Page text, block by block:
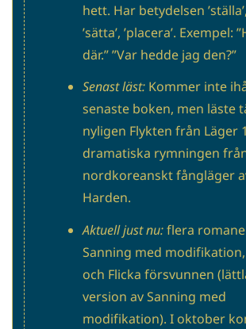
hett. Har betydelsen ’ställa’,
’sätta’, ’placera’. Exempel:
där.” ”Var hedde jag den?”
Senast läst: Kommer inte
senaste boken, men läste
nyligen Flykten från Läger
dramatiska rymningen
nordkoreanskt fångläger
Harden.
Aktuell just nu:flera
Sanning med
och Flicka försvunnen
version av Sanning med
modifikation). I oktober